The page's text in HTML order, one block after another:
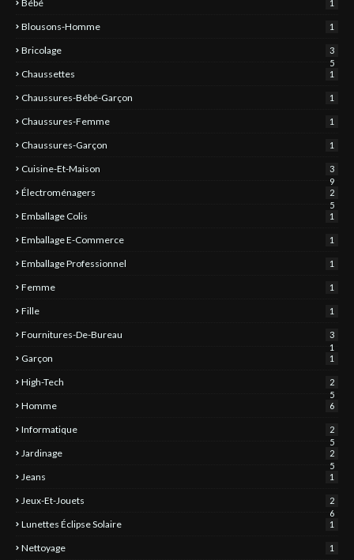
Bébé 1
Blousons-Homme 1
Bricolage
3
5
Chaussettes 1
Chaussures-Bébé-Garçon 1
Chaussures-Femme 1
Chaussures-Garçon 1
Cuisine-Et-Maison
3
9
Électroménagers
2
5
Emballage Colis 1
Emballage E-Commerce 1
Emballage Professionnel 1
Femme 1
Fille 1
Fournitures-De-Bureau
3
1
Garçon 1
High-Tech
2
5
Homme 6
Informatique
2
5
Jardinage
2
5
Jeans 1
Jeux-Et-Jouets
2
6
Lunettes Éclipse Solaire 1
Nettoyage 1